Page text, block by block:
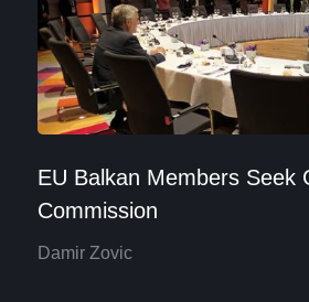
EU Balkan Members Seek
Commission
Damir Zovic